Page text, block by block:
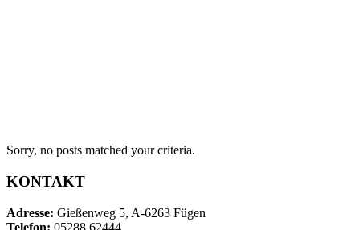
Sorry, no posts matched your criteria.
KONTAKT
Adresse: Gießenweg 5, A-6263 Fügen
Telefon: 05288 62444